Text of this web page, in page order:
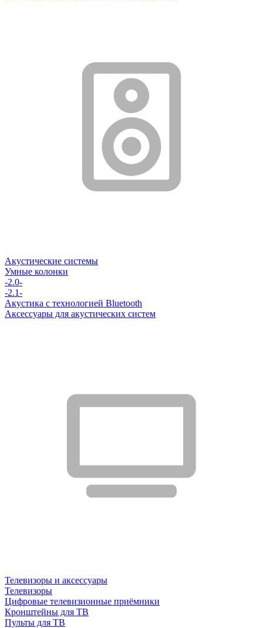
Акустические системы
Умные колонки
-2.0-
-2.1-
Акустика с технологией Bluetooth
Аксессуары для акустических систем
Телевизоры и аксессуары
Телевизоры
Цифровые телевизионные приёмники
Кронштейны для ТВ
Пульты для ТВ